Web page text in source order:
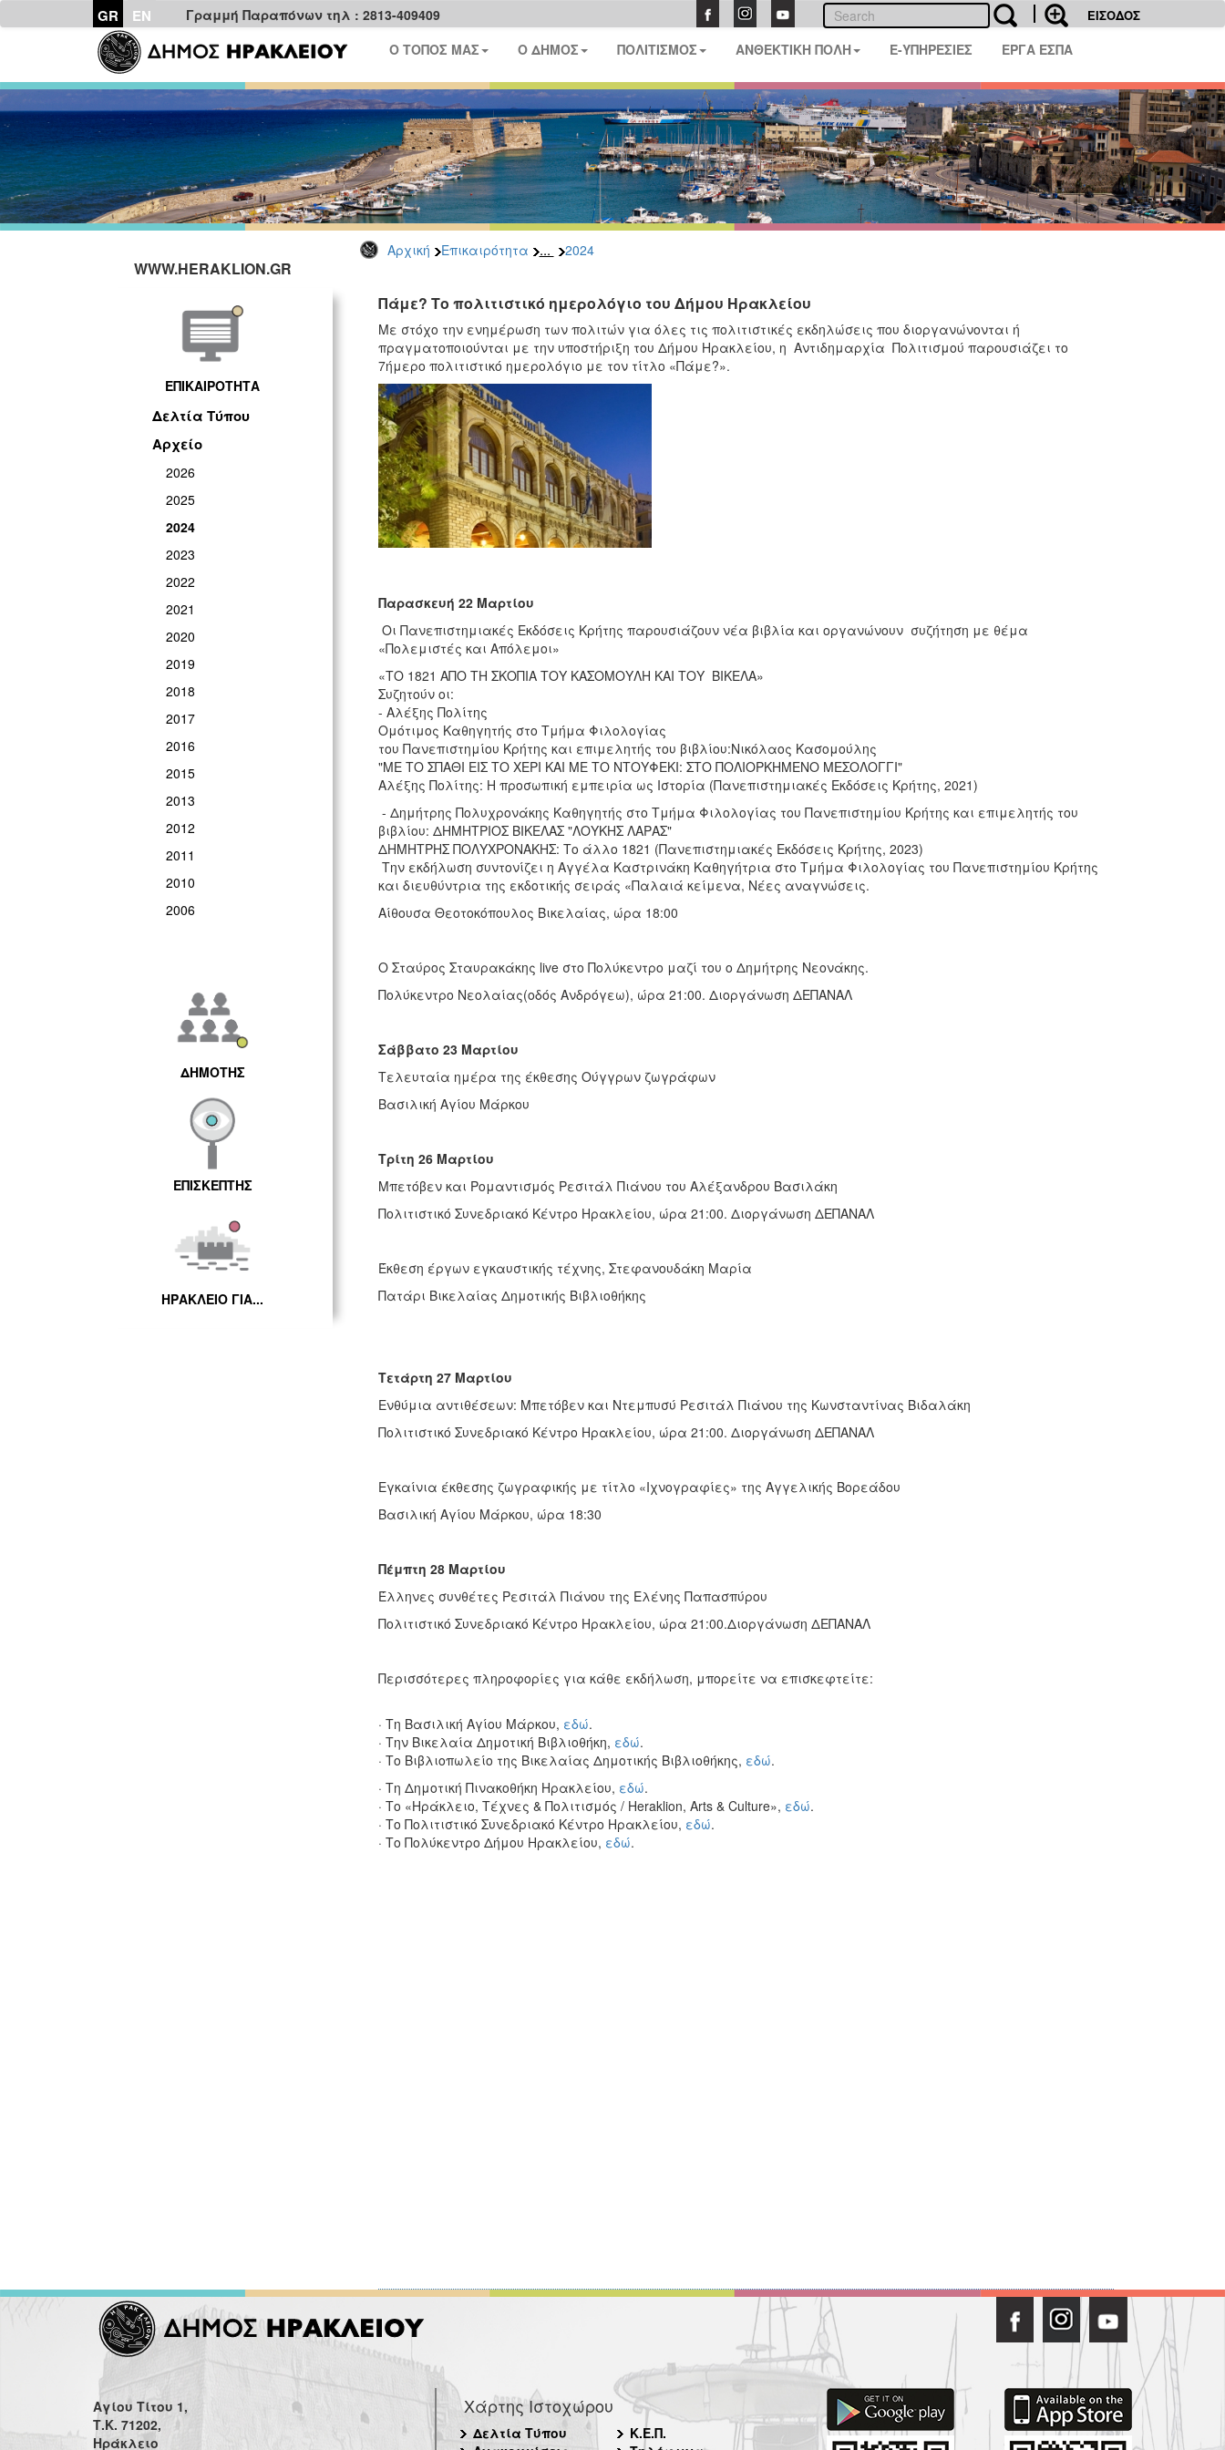
GR EN Γραμμή Παραπόνων τηλ : 2813-409409 ΕΙΣΟΔΟΣ
Ο ΤΟΠΟΣ ΜΑΣ Ο ΔΗΜΟΣ ΠΟΛΙΤΙΣΜΟΣ ΑΝΘΕΚΤΙΚΗ ΠΟΛΗ E-ΥΠΗΡΕΣΙΕΣ ΕΡΓΑ ΕΣΠΑ
Αρχική Επικαιρότητα ... 2024
WWW.HERAKLION.GR
ΕΠΙΚΑΙΡΟΤΗΤΑ
Δελτία Τύπου
Αρχείο
2026
2025
2024
2023
2022
2021
2020
2019
2018
2017
2016
2015
2013
2012
2011
2010
2006
ΔΗΜΟΤΗΣ
ΕΠΙΣΚΕΠΤΗΣ
ΗΡΑΚΛΕΙΟ ΓΙΑ...
Πάμε? Το πολιτιστικό ημερολόγιο του Δήμου Ηρακλείου
Με στόχο την ενημέρωση των πολιτών για όλες τις πολιτιστικές εκδηλώσεις που διοργανώνονται ή
πραγματοποιούνται με την υποστήριξη του Δήμου Ηρακλείου, η Αντιδημαρχία Πολιτισμού παρουσιάζει το
7ήμερο πολιτιστικό ημερολόγιο με τον τίτλο «Πάμε?».
Παρασκευή 22 Μαρτίου
Οι Πανεπιστημιακές Εκδόσεις Κρήτης παρουσιάζουν νέα βιβλία και οργανώνουν συζήτηση με θέμα
«Πολεμιστές και Απόλεμοι»
«ΤΟ 1821 ΑΠΟ ΤΗ ΣΚΟΠΙΑ ΤΟΥ ΚΑΣΟΜΟΥΛΗ ΚΑΙ ΤΟΥ ΒΙΚΕΛΑ»
Συζητούν οι:
- Αλέξης Πολίτης
Ομότιμος Καθηγητής στο Τμήμα Φιλολογίας
του Πανεπιστημίου Κρήτης και επιμελητής του βιβλίου:Νικόλαος Κασομούλης
"ΜΕ ΤΟ ΣΠΑΘΙ ΕΙΣ ΤΟ ΧΕΡΙ ΚΑΙ ΜΕ ΤΟ ΝΤΟΥΦΕΚΙ: ΣΤΟ ΠΟΛΙΟΡΚΗΜΕΝΟ ΜΕΣΟΛΟΓΓΙ"
Αλέξης Πολίτης: Η προσωπική εμπειρία ως Ιστορία (Πανεπιστημιακές Εκδόσεις Κρήτης, 2021)
- Δημήτρης Πολυχρονάκης Καθηγητής στο Τμήμα Φιλολογίας του Πανεπιστημίου Κρήτης και επιμελητής του
βιβλίου: ΔΗΜΗΤΡΙΟΣ ΒΙΚΕΛΑΣ "ΛΟΥΚΗΣ ΛΑΡΑΣ"
ΔΗΜΗΤΡΗΣ ΠΟΛΥΧΡΟΝΑΚΗΣ: Το άλλο 1821 (Πανεπιστημιακές Εκδόσεις Κρήτης, 2023)
Την εκδήλωση συντονίζει η Αγγέλα Καστρινάκη Καθηγήτρια στο Τμήμα Φιλολογίας του Πανεπιστημίου Κρήτης
και διευθύντρια της εκδοτικής σειράς «Παλαιά κείμενα, Νέες αναγνώσεις.
Αίθουσα Θεοτοκόπουλος Βικελαίας, ώρα 18:00
Ο Σταύρος Σταυρακάκης live στο Πολύκεντρο μαζί του ο Δημήτρης Νεονάκης.
Πολύκεντρο Νεολαίας(οδός Ανδρόγεω), ώρα 21:00. Διοργάνωση ΔΕΠΑΝΑΛ
Σάββατο 23 Μαρτίου
Τελευταία ημέρα της έκθεσης Ούγγρων ζωγράφων
Βασιλική Αγίου Μάρκου
Τρίτη 26 Μαρτίου
Μπετόβεν και Ρομαντισμός Ρεσιτάλ Πιάνου του Αλέξανδρου Βασιλάκη
Πολιτιστικό Συνεδριακό Κέντρο Ηρακλείου, ώρα 21:00. Διοργάνωση ΔΕΠΑΝΑΛ
Έκθεση έργων εγκαυστικής τέχνης, Στεφανουδάκη Μαρία
Πατάρι Βικελαίας Δημοτικής Βιβλιοθήκης
Τετάρτη 27 Μαρτίου
Ενθύμια αντιθέσεων: Μπετόβεν και Ντεμπυσύ Ρεσιτάλ Πιάνου της Κωνσταντίνας Βιδαλάκη
Πολιτιστικό Συνεδριακό Κέντρο Ηρακλείου, ώρα 21:00. Διοργάνωση ΔΕΠΑΝΑΛ
Εγκαίνια έκθεσης ζωγραφικής με τίτλο «Ιχνογραφίες» της Αγγελικής Βορεάδου
Βασιλική Αγίου Μάρκου, ώρα 18:30
Πέμπτη 28 Μαρτίου
Έλληνες συνθέτες Ρεσιτάλ Πιάνου της Ελένης Παπασπύρου
Πολιτιστικό Συνεδριακό Κέντρο Ηρακλείου, ώρα 21:00.Διοργάνωση ΔΕΠΑΝΑΛ
Περισσότερες πληροφορίες για κάθε εκδήλωση, μπορείτε να επισκεφτείτε:
· Τη Βασιλική Αγίου Μάρκου, εδώ.
· Την Βικελαία Δημοτική Βιβλιοθήκη, εδώ.
· Το Βιβλιοπωλείο της Βικελαίας Δημοτικής Βιβλιοθήκης, εδώ.
· Τη Δημοτική Πινακοθήκη Ηρακλείου, εδώ.
· Το «Ηράκλειο, Τέχνες & Πολιτισμός / Heraklion, Arts & Culture», εδώ.
· Το Πολιτιστικό Συνεδριακό Κέντρο Ηρακλείου, εδώ.
· Το Πολύκεντρο Δήμου Ηρακλείου, εδώ.
Αγίου Τίτου 1,
Τ.Κ. 71202,
Ηράκλειο
Χάρτης Ιστοχώρου
Δελτία Τύπου
Κ.Ε.Π.